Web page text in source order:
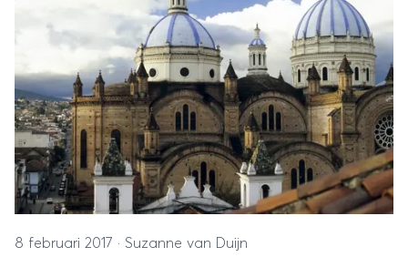
8 februari 2017 · Suzanne van Duijn